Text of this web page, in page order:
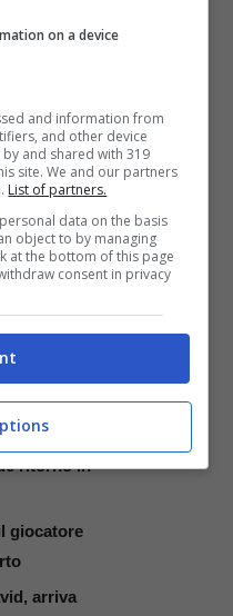
calcio:
big
libera
nuovo
a
ritorno in
giocatore
arriva
on a device
and information from
and other device
and shared with 319
site. We and our partners
List of partners.
data on the basis
object to by managing
at the bottom of this page
consent in privacy